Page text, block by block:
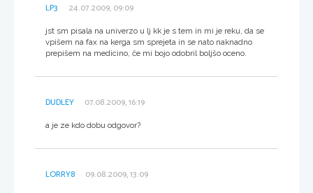
LP3 24.07.2009, 09:09
jst sm pisala na univerzo u lj kk je s tem in mi je reku, da se
vpišem na fax na kerga sm sprejeta in se nato naknadno
prepišem na medicino, če mi bojo odobril boljšo oceno.
DUDLEY 07.08.2009, 16:19
a je ze kdo dobu odgovor?
LORRY8 09.08.2009, 13:09